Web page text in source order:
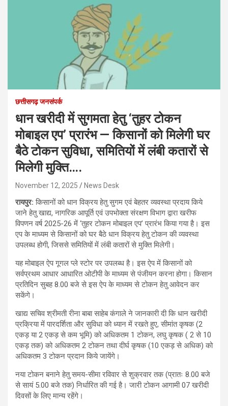
छत्तीसगढ़ जनसंपर्क
धान खरीदी में सुगमता हेतु ‘तुहर टोकन
मोबाइल एप’ प्रारंभ — किसानों को मिलेगी घर
बैठे टोकन सुविधा, समितियों में लंबी कतारों से
मिलेगी मुक्ति….
November 12, 2025 News Desk
रायपुर:किसानों को धान विक्रय हेतु सुगम एवं बेहतर व्यवस्था प्रदाय किये
जाने हेतु खाद्य, नागरिक आपूर्ति एवं उपभोक्ता संरक्षण विभाग द्वारा खरीफ
विपणन वर्ष 2025-26 में ‘तुहर टोकन मोबाइल एप’ प्रारंभ किया गया है। इस
एप के माध्यम से किसानों को घर बैठे धान विक्रय हेतु टोकन की व्यवस्था
उपलब्ध होगी, जिससे समितियों में लंबी कतारों से मुक्ति मिलेगी।
यह मोबाइल ऐप गूगल प्ले स्टोर पर उपलब्ध है। इस ऐप में किसानों को
सर्वप्रथम आधार आधारित ओटीपी के माध्यम से पंजीयन करना होगा। किसान
प्रतिदिन सुबह 8.00 बजे से इस ऐप के माध्यम से टोकन हेतु आवेदन कर
सकेंगे।
खाद्य सचिव श्रीमती रीना बाबा साहेब कंगाले ने जानकारी दी कि धान खरीदी
प्रक्रिया में पारदर्शिता और सुविधा को ध्यान में रखते हुए, सीमांत कृषक (2
एकड़ या 2 एकड़ से कम भूमि) को अधिकतम 1 टोकन, लघु कृषक ( 2 से 10
एकड़ तक) को अधिकतम 2 टोकन तथा दीर्घ कृषक (10 एकड़ से अधिक) को
अधिकतम 3 टोकन प्रदान किये जायेंगे।
नया टोकन बनाने हेतु समय-सीमा रविवार से शुक्रवार तक (प्रातः 8.00 बजे
से सायं 5.00 बजे तक) निर्धारित की गई है। जारी टोकन आगामी 07 खरीदी
दिवसों के लिए मान्य रहेंगे।